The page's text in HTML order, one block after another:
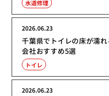
水道修理
千葉県でトイレの床が濡
会社おすすめ5選
2026.06.23
トイレ
2026.06.23